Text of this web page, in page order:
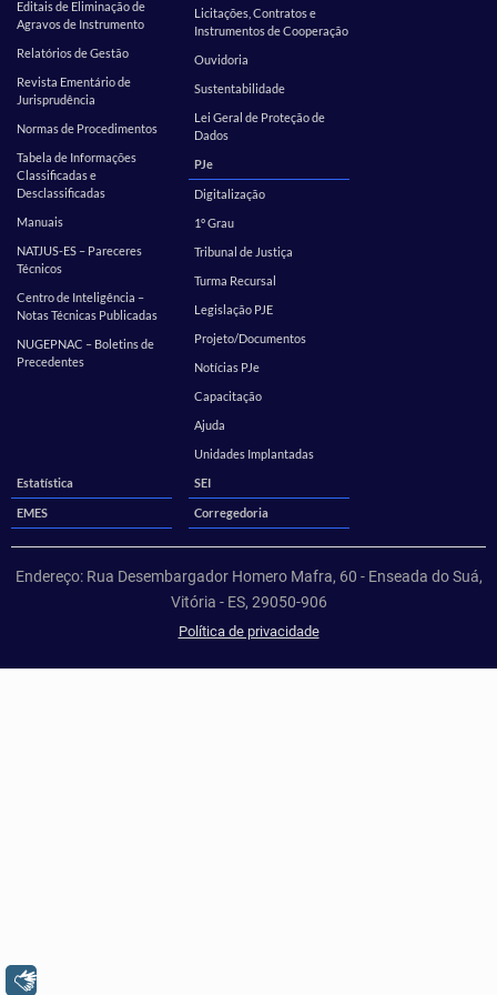
Editais de Eliminação de
Agravos de Instrumento
Relatórios de Gestão
Revista Ementário de
Jurisprudência
Normas de Procedimentos
Tabela de Informações
Classificadas e
Desclassificadas
Manuais
NATJUS-ES – Pareceres
Técnicos
Centro de Inteligência –
Notas Técnicas Publicadas
NUGEPNAC – Boletins de
Precedentes
Licitações, Contratos e
Instrumentos de Cooperação
Ouvidoria
Sustentabilidade
Lei Geral de Proteção de
Dados
PJe
Digitalização
1º Grau
Tribunal de Justiça
Turma Recursal
Legislação PJE
Projeto/Documentos
Notícias PJe
Capacitação
Ajuda
Unidades Implantadas
Estatística
SEI
EMES Corregedoria
Endereço: Rua Desembargador Homero Mafra, 60 - Enseada do Suá,
Vitória - ES, 29050-906
Política de privacidade